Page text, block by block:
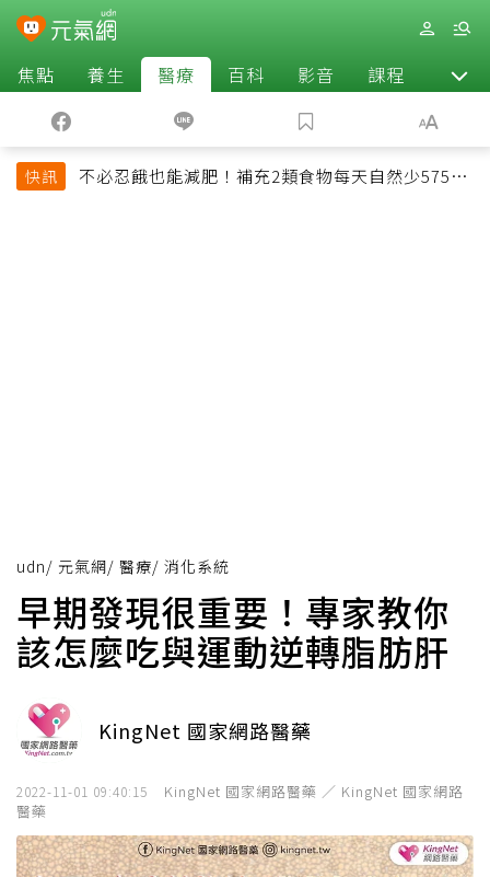
焦點 養生 醫療 百科 影音 課程 退休
快訊
不必忍餓也能減肥！補充2類食物每天自然少575大
udn/ 元氣網/ 醫療/ 消化系統
早期發現很重要！專家教你
該怎麼吃與運動逆轉脂肪肝
KingNet 國家網路醫藥
2022-11-01 09:40:15
KingNet 國家網路醫藥 ／ KingNet 國家網路
醫藥